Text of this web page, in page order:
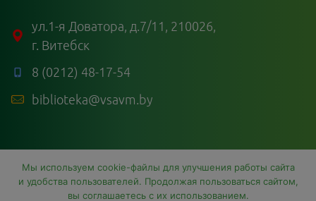
ул.1-я Доватора, д.7/11, 210026,
г. Витебск
8 (0212) 48-17-54
biblioteka@vsavm.by
Мы используем cookie-файлы для улучшения работы сайта
и удобства пользователей. Продолжая пользоваться сайтом,
вы соглашаетесь с их использованием.